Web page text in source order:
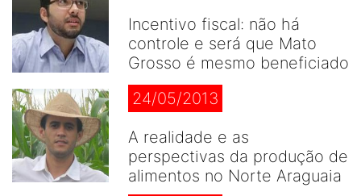
Incentivo fiscal: não há
controle e será que Mato
Grosso é mesmo beneficiado
24/05/2013
A realidade e as
perspectivas da produção de
alimentos no Norte Araguaia